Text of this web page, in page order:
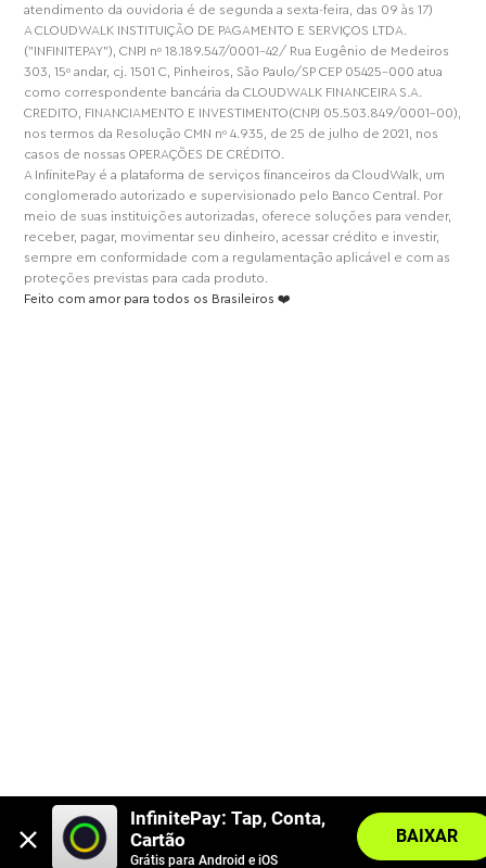
atendimento da ouvidoria é de segunda a sexta-feira, das 09 às 17)
A CLOUDWALK INSTITUIÇÃO DE PAGAMENTO E SERVIÇOS LTDA.
("INFINITEPAY"), CNPJ nº 18.189.547/0001-42/ Rua Eugênio de Medeiros
303, 15º andar, cj. 1501 C, Pinheiros, São Paulo/SP CEP 05425-000 atua
como correspondente bancária da CLOUDWALK FINANCEIRA S.A.
CREDITO, FINANCIAMENTO E INVESTIMENTO(CNPJ 05.503.849/0001-00),
nos termos da Resolução CMN nº 4.935, de 25 de julho de 2021, nos
casos de nossas OPERAÇÕES DE CRÉDITO.
A InfinitePay é a plataforma de serviços financeiros da CloudWalk, um
conglomerado autorizado e supervisionado pelo Banco Central. Por
meio de suas instituições autorizadas, oferece soluções para vender,
receber, pagar, movimentar seu dinheiro, acessar crédito e investir,
sempre em conformidade com a regulamentação aplicável e com as
proteções previstas para cada produto.
Feito com amor para todos os Brasileiros ❤️
InfinitePay: Tap, Conta,
Cartão
Grátis para Android e iOS
BAIXAR